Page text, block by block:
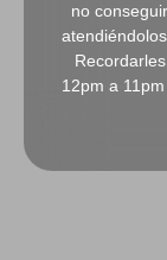
no
12pm a